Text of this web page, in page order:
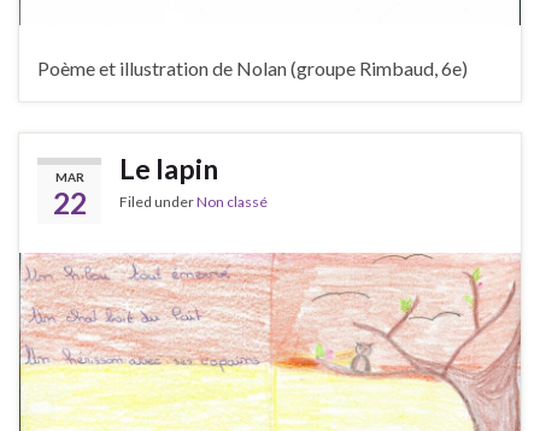
Poème et illustration de Nolan (groupe Rimbaud, 6e)
MAR
22
Le lapin
Filed underNon classé